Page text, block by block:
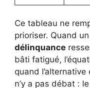
Ce tableau ne
prioriser. Quand
délinquance
bâti fatigué,
quand l’alternative
n’y a pas débat :